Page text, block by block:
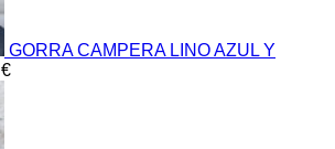
GORRA CAMPERA LINO AZUL Y
€